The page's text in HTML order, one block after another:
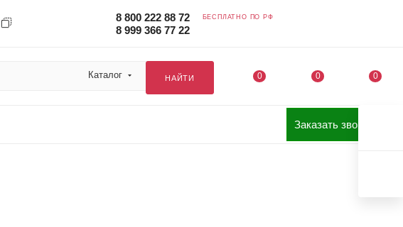
8 800 222 88 72
8 999 366 77 22
БЕСПЛАТНО ПО РФ
НАЙТИ
Каталог 0 0 0
Заказать звонок